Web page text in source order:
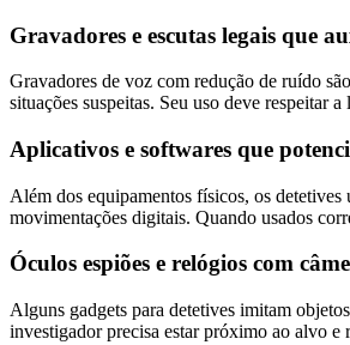
Gravadores e escutas legais que
Gravadores de voz com redução de ruído
situações suspeitas. Seu uso deve respeitar
Aplicativos e softwares que
Além dos equipamentos físicos, os
movimentações digitais. Quando usados
Óculos espiões e relógios com
Alguns gadgets para detetives imitam
investigador precisa estar próximo ao alvo e